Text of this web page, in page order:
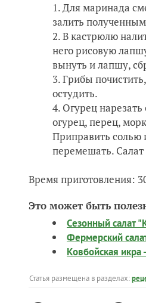
Для маринада
залить
В кастрюлю
него рисовую
вынуть и лапшу,
Грибы
остудить.
Огурец
огурец, перец,
Приправить солью
перемешать. Салат
Время приготовления:
Это может быть
Сезонный салат
Фермерский
Ковбойская икра
Статья размещена в разделах: